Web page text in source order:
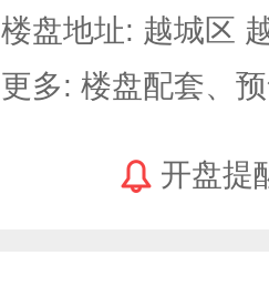
楼盘地址: 越城区
更多: 楼盘配套、
开盘提